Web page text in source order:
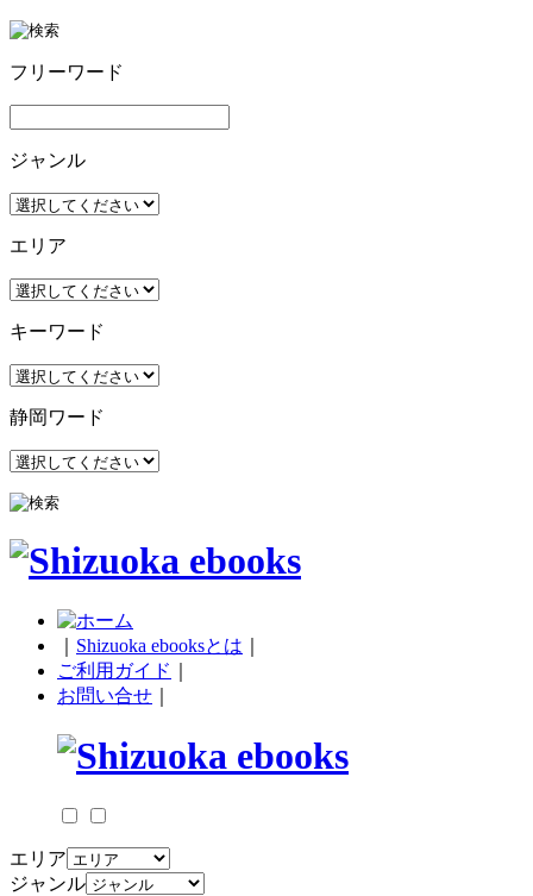
フリーワード
ジャンル
エリア
キーワード
静岡ワード
Shizuoka ebooksとは
ご利用ガイド
お問い合せ
エリア
ジャンル